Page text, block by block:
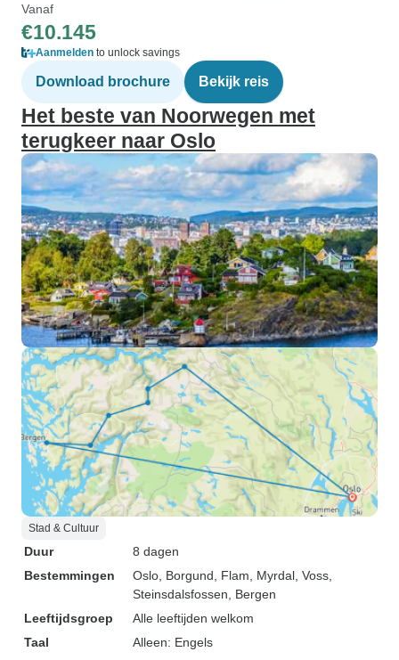
Vanaf
€10.145
Aanmelden to unlock savings
Download brochure Bekijk reis
Het beste van Noorwegen met
terugkeer naar Oslo
Stad & Cultuur
Duur
8 dagen
Bestemmingen
Oslo , Borgund , Flam , Myrdal , Voss
Steinsdalsfossen , Bergen
Leeftijdsgroep
Alle leeftijden welkom
Taal
Alleen: Engels